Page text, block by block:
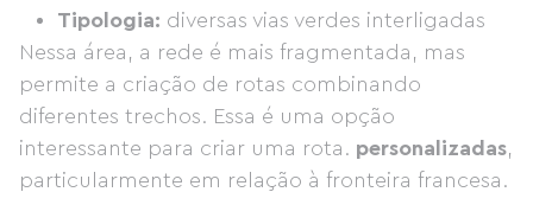
Tipologia: diversas vias verdes interligadas
Nessa área, a rede é mais fragmentada, mas
permite a criação de rotas combinando
diferentes trechos. Essa é uma opção
interessante para criar uma rota. personalizadas,
particularmente em relação à fronteira francesa.